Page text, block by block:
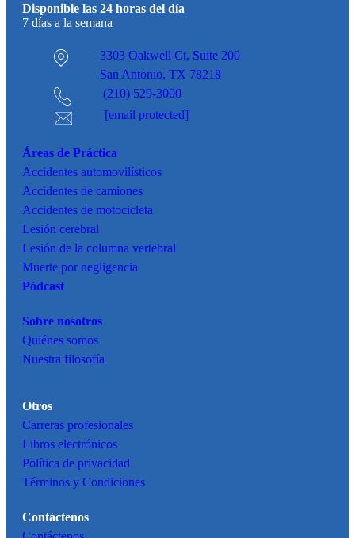
Disponible las 24 horas del día
7 días a la semana
3303 Oakwell Ct, Suite 200
San Antonio, TX 78218
(210) 529-3000
[email protected]
Áreas de Práctica
Accidentes automovilísticos
Accidentes de camiones
Accidentes de motocicleta
Lesión cerebral
Lesión de la columna vertebral
Muerte por negligencia
Pódcast
Sobre nosotros
Quiénes somos
Nuestra filosofía
Otros
Carreras profesionales
Libros electrónicos
Política de privacidad
Términos y Condiciones
Contáctenos